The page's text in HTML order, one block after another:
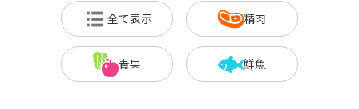
全て表示 精肉
青果 鮮魚